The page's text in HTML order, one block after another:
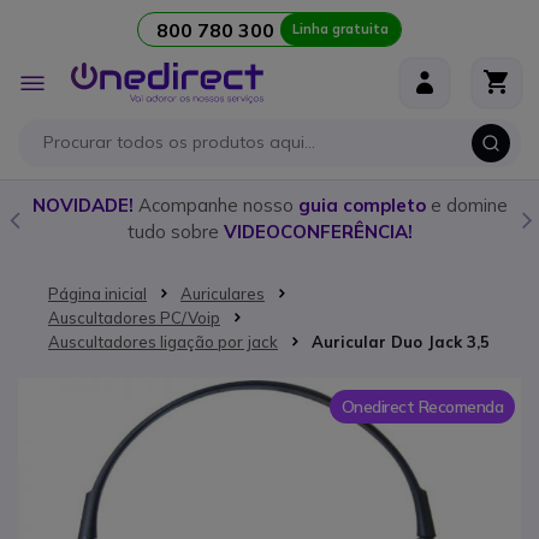
800 780 300 Linha gratuita
Alternar
Nav
NOVIDADE! Acompanhe nosso guia completoe domine
tudo sobre VIDEOCONFERÊNCIA!
Página inicial
Auriculares
Auscultadores PC/Voip
Auscultadores ligação por jack
Auricular Duo Jack 3,5
Saltar para o final da Galeria de imagens
Onedirect Recomenda